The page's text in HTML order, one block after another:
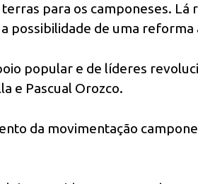
para os camponeses. Lá
possibilidade de uma reforma
popular e de líderes
e Pascual Orozco.
da movimentação